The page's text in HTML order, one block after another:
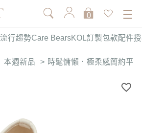
0
流行趨勢Care BearsKOL訂製包款配件
本週新品 > 時髦慵懶．極柔感簡約平